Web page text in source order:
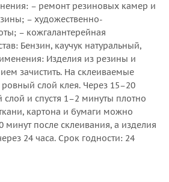
– ремонт резиновых камер и
– художественно-
– кожгалантерейная
Бензин, каучук натуральный,
Изделия из резины и
зачистить. На склеиваемые
слой клея. Через 15–20
слой и спустя 1–2 минуты плотно
картона и бумаги можно
минут после склеивания, а изделия
24 часа. Срок годности: 24